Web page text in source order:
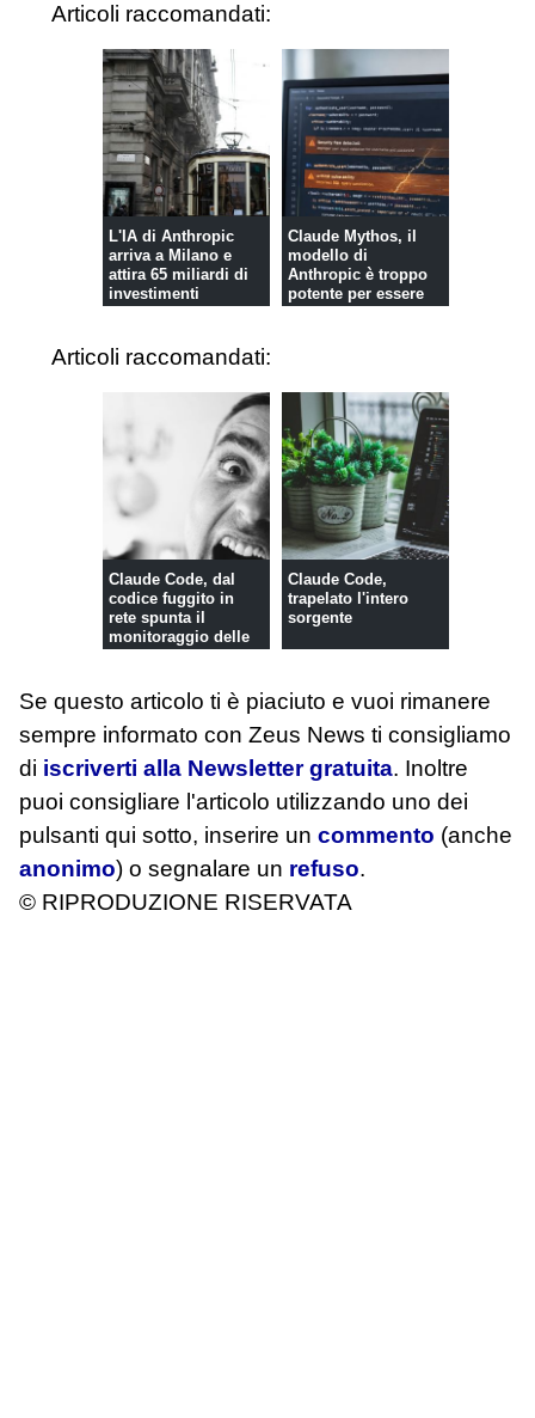
Articoli raccomandati:
L'IA di Anthropic
arriva a Milano e
attira 65 miliardi di
investimenti
Claude Mythos, il
modello di
Anthropic è troppo
potente per essere
Articoli raccomandati:
Claude Code, dal
codice fuggito in
rete spunta il
monitoraggio delle
Claude Code,
trapelato l'intero
sorgente
Se questo articolo ti è piaciuto e vuoi rimanere
sempre informato con Zeus News ti consigliamo
di iscriverti alla Newsletter gratuita. Inoltre
puoi consigliare l'articolo utilizzando uno dei
pulsanti qui sotto, inserire un commento (anche
anonimo) o segnalare un refuso.
© RIPRODUZIONE RISERVATA